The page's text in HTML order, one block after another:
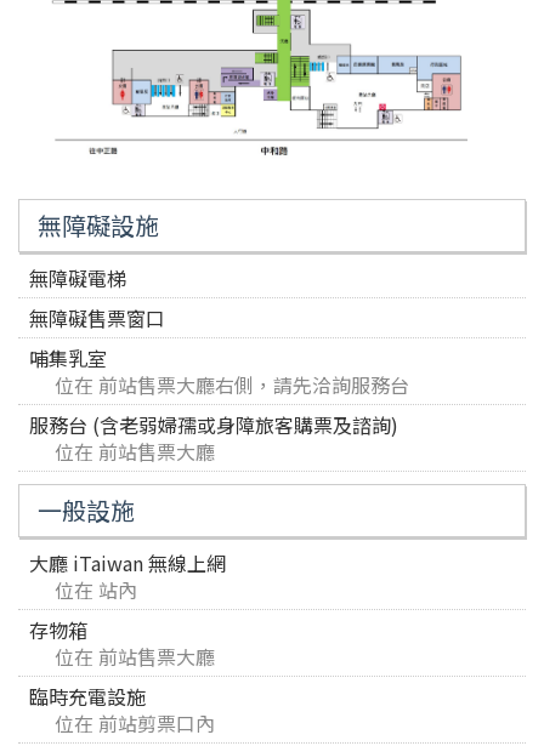
無障礙設施
無障礙電梯
無障礙售票窗口
哺集乳室
位在 前站售票大廳右側，請先洽詢服務台
服務台 (含老弱婦孺或身障旅客購票及諮詢)
位在 前站售票大廳
一般設施
大廳 iTaiwan 無線上網
位在 站內
存物箱
位在 前站售票大廳
臨時充電設施
位在 前站剪票口內